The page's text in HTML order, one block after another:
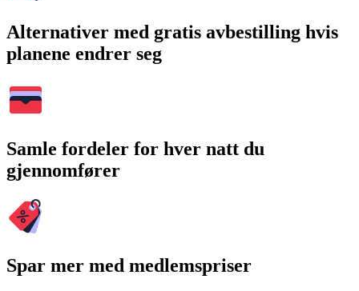
Alternativer med gratis avbestilling hvis
planene endrer seg
Samle fordeler for hver natt du
gjennomfører
Spar mer med medlemspriser